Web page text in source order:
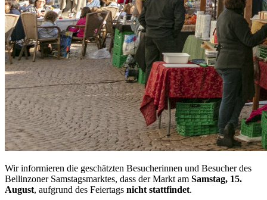
Wir informieren die geschätzten Besucherinnen und Besucher des
Bellinzoner Samstagsmarktes, dass der Markt am Samstag, 15.
August, aufgrund des Feiertags nicht stattfindet.